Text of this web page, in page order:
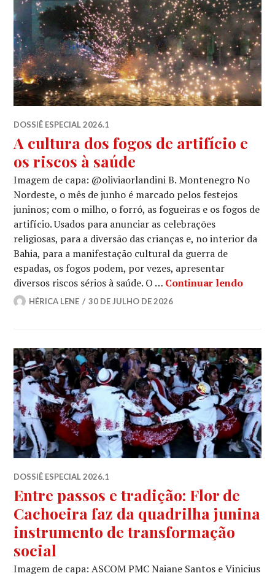
DOSSIÊ ESPECIAL 2026.1
A cultura dos fogos de artifício e
os riscos à saúde
Imagem de capa: @oliviaorlandini B. Montenegro No
Nordeste, o mês de junho é marcado pelos festejos
juninos; com o milho, o forró, as fogueiras e os fogos de
artifício. Usados para anunciar as celebrações
religiosas, para a diversão das crianças e, no interior da
Bahia, para a manifestação cultural da guerra de
espadas, os fogos podem, por vezes, apresentar
diversos riscos sérios à saúde. O … Continuar lendoA
HÉRICA LENE 30 DE JULHO DE 2026
DOSSIÊ ESPECIAL 2026.1
Entre passos e tradição: Flor de
Cachoeira faz da quadrilha junina
instrumento de transformação
social
Imagem de capa: ASCOM PMC Naiane Santos e Vinicius